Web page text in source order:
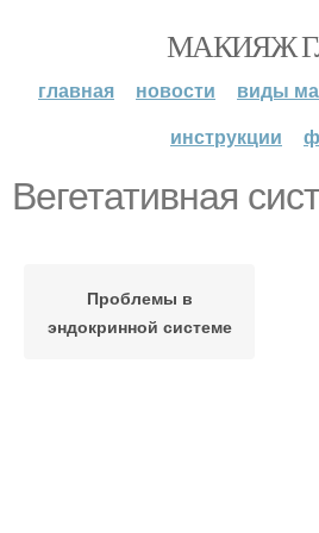
МАКИЯЖ
главная новости виды
инструкции
Вегетативная
Проблемы в
эндокринной системе